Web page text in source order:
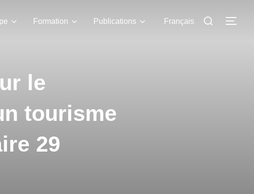
Formation Publications Français
le
tourisme
29